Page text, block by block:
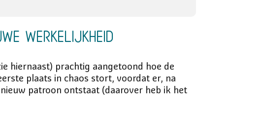
werkelijkheid
hiernaast) prachtig aangetoond hoe de
plaats in chaos stort, voordat er, na
patroon ontstaat (daarover heb ik het